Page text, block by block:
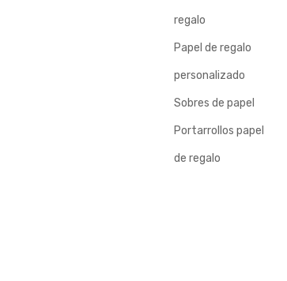
regalo
Papel de regalo
personalizado
Sobres de papel
Portarrollos papel
de regalo